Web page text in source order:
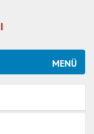
MENÜ